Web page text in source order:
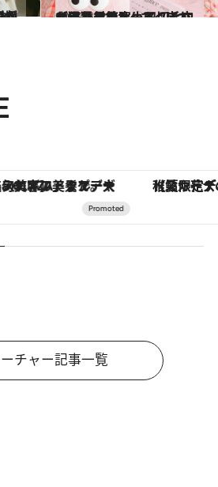
2025.6.21
【猛暑対策】小田切ヒロが緊急アンサー！ 毛穴ケア、くすみケア、崩れないメイク……すぐにできる猛暑美容
ビューティ＆ヘルス
ニなどをイタリア・トスカーナの郷土料理の手法で満喫！
チャー記事一覧